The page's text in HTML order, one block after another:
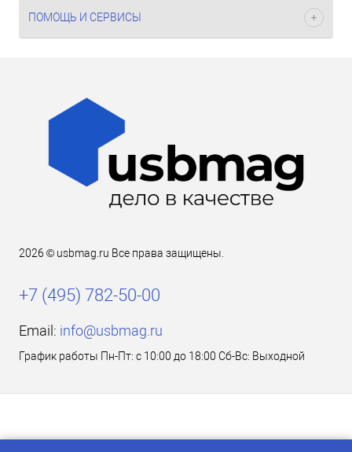
ПОМОЩЬ И СЕРВИСЫ
2026 © usbmag.ru Все права защищены.
+7 (495) 782-50-00
Email: info@usbmag.ru
График работы Пн-Пт: с 10:00 до 18:00 Сб-Вс: Выходной